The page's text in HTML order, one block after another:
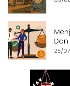
Dan
25/